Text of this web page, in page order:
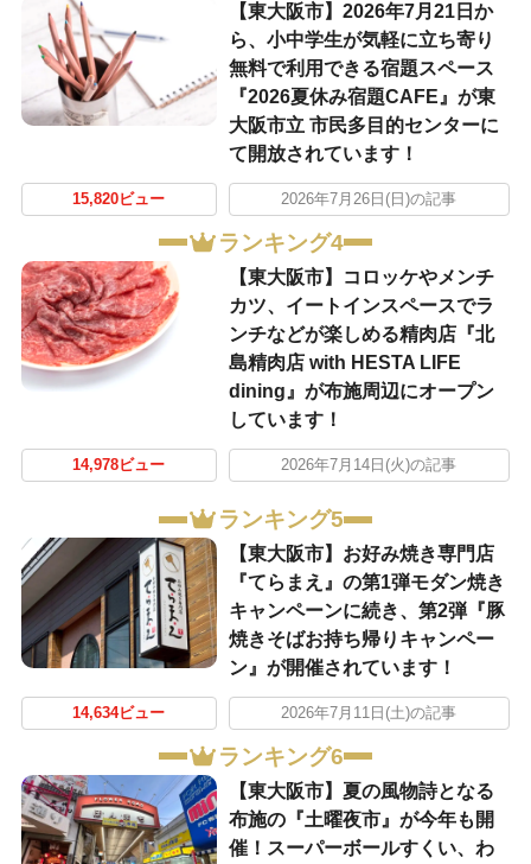
【東大阪市】2026年7月21日か
ら、小中学生が気軽に立ち寄り
無料で利用できる宿題スペース
『2026夏休み宿題CAFE』が東
大阪市立 市民多目的センターに
て開放されています！
15,820ビュー 2026年7月26日(日)の記事
ランキング4
【東大阪市】コロッケやメンチ
カツ、イートインスペースでラ
ンチなどが楽しめる精肉店『北
島精肉店 with HESTA LIFE
dining』が布施周辺にオープン
しています！
14,978ビュー 2026年7月14日(火)の記事
ランキング5
【東大阪市】お好み焼き専門店
『てらまえ』の第1弾モダン焼き
キャンペーンに続き、第2弾『豚
焼きそばお持ち帰りキャンペー
ン』が開催されています！
14,634ビュー 2026年7月11日(土)の記事
ランキング6
【東大阪市】夏の風物詩となる
布施の『土曜夜市』が今年も開
催！スーパーボールすくい、わ